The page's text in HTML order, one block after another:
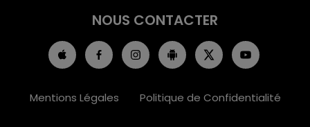
NOUS CONTACTER
Mentions Légales Politique de Confidentialité